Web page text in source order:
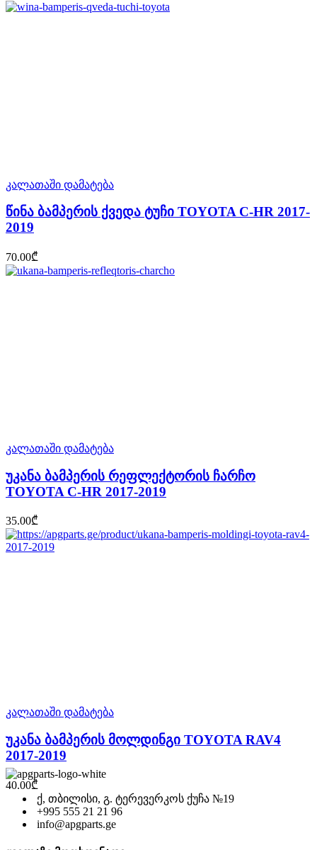
კალათაში დამატება
წინა ბამპერის ქვედა ტუჩი TOYOTA C-HR 2017-
2019
70.00₾
კალათაში დამატება
უკანა ბამპერის რეფლექტორის ჩარჩო
TOYOTA C-HR 2017-2019
35.00₾
კალათაში დამატება
უკანა ბამპერის მოლდინგი TOYOTA RAV4
2017-2019
40.00₾
ქ, თბილისი, გ. ტერევერკოს ქუჩა №19
+995 555 21 21 96
info@apgparts.ge